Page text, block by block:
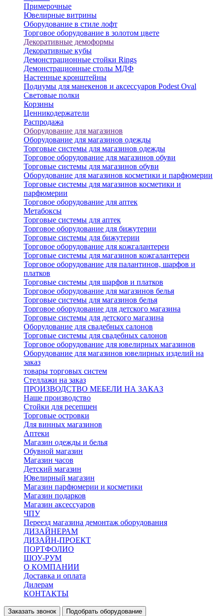
Примерочные
Ювелирные витрины
Оборудование в стиле лофт
Торговое оборудование в золотом цвете
Декоративные демоформы
Декоративные кубы
Демонстрационные стойки Rings
Демонстрационные столы МДФ
Настенные кронштейны
Подиумы для манекенов и аксессуаров Podest Oval
Световые полки
Корзины
Ценникодержатели
Распродажа
Оборудование для магазинов
Оборудование для магазинов одежды
Торговые системы для магазинов одежды
Торговое оборудование для магазинов обуви
Торговые системы для магазинов обуви
Оборудование для магазинов косметики и парфюмерии
Торговые системы для магазинов косметики и
парфюмерии
Торговое оборудование для аптек
Метабоксы
Торговые системы для аптек
Торговое оборудование для бижутерии
Торговые системы для бижутерии
Торговое оборудование для кожгалантереи
Торговые системы для магазинов кожгалантереи
Торговое оборудование для палантинов, шарфов и
платков
Торговые системы для шарфов и платков
Торговое оборудование для магазинов белья
Торговые системы для магазинов белья
Торговое оборудование для детского магазина
Торговые системы для детского магазина
Оборудование для свадебных салонов
Торговые системы для свадебных салонов
Торговое оборудование для ювелирных магазинов
Оборудование для магазинов ювелирных изделий на
заказ
товары торговых систем
Стеллажи на заказ
ПРОИЗВОДСТВО МЕБЕЛИ НА ЗАКАЗ
Наше производство
Стойки для ресепшен
Торговые островки
Для винных магазинов
Аптеки
Магазин одежды и белья
Обувной магазин
Магазин часов
Детский магазин
Ювелирный магазин
Магазин парфюмерии и косметики
Магазин подарков
Магазин аксессуаров
ЧПУ
Переезд магазина демонтаж оборудования
ДИЗАЙНЕРАМ
ДИЗАЙН-ПРОЕКТ
ПОРТФОЛИО
ШОУ-РУМ
О КОМПАНИИ
Доставка и оплата
Дилерам
КОНТАКТЫ
Заказать звонок Подобрать оборудование